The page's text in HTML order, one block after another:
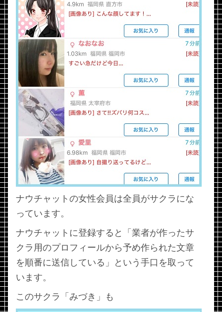
ナウチャットの女性会員は全員がサクラにな
っています。
ナウチャットに登録すると「業者が作ったサ
クラ用のプロフィールから予め作られた文章
を順番に送信している」という手口を取って
います。
このサクラ「みづき」も